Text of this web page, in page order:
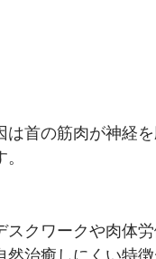
は首の筋肉が神経
スクワークや肉体
治癒しにくい特徴